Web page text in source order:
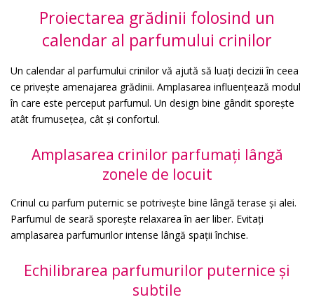
Proiectarea grădinii folosind un
calendar al parfumului crinilor
Un calendar al parfumului crinilor vă ajută să luați decizii în ceea
ce privește amenajarea grădinii. Amplasarea influențează modul
în care este perceput parfumul. Un design bine gândit sporește
atât frumusețea, cât și confortul.
Amplasarea crinilor parfumați lângă
zonele de locuit
Crinul cu parfum puternic se potrivește bine lângă terase și alei.
Parfumul de seară sporește relaxarea în aer liber. Evitați
amplasarea parfumurilor intense lângă spații închise.
Echilibrarea parfumurilor puternice și
subtile